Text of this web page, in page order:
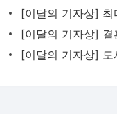
[이달의 기자상] 도